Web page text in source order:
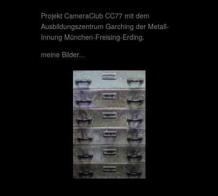
Projekt CameraClub CC77 mit dem
Ausbildungszentrum Garching der Metall-
Innung München-Freising-Erding.
meine Bilder...